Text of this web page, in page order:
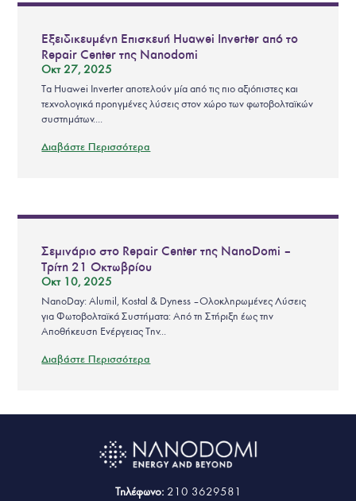
Εξειδικευμένη Επισκευή Huawei Inverter από το
Repair Center της Nanodomi
Οκτ 27, 2025
Τα Huawei Inverter αποτελούν μία από τις πιο αξιόπιστες και
τεχνολογικά προηγμένες λύσεις στον χώρο των φωτοβολταϊκών
συστημάτων....
Διαβάστε Περισσότερα
Σεμινάριο στο Repair Center της NanoDomi –
Τρίτη 21 Οκτωβρίου
Οκτ 10, 2025
NanoDay: Alumil, Kostal & Dyness – Ολοκληρωμένες Λύσεις
για Φωτοβολταϊκά Συστήματα: Από τη Στήριξη έως την
Αποθήκευση Ενέργειας Την...
Διαβάστε Περισσότερα
Τηλέφωνο: 210 3629581